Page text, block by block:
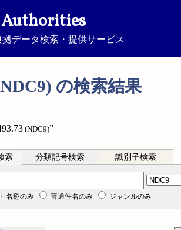
データ検索・提供サービス
の検索結果
(NDC9)”
索 分類記号検索 識別子検索
名称のみ 普通件名のみ ジャンルのみ